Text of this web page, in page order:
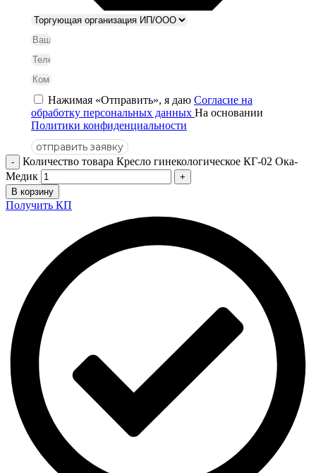
Нажимая «Отправить», я даю Согласие на
обработку персональных данных На основании
Политики конфиденциальности
отправить заявку
Количество товара Кресло гинекологическое КГ-02 Ока-
Медик
В корзину
Получить КП